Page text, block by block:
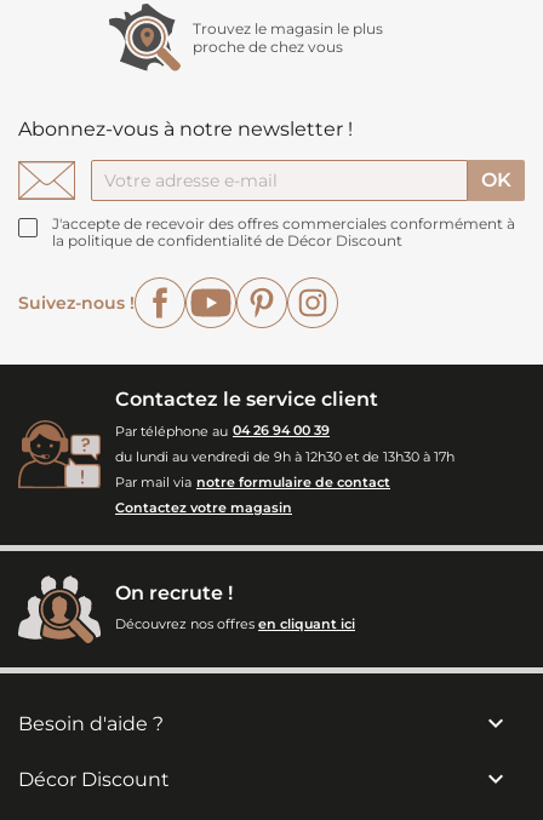
Trouvez le magasin le plus
proche de chez vous
Abonnez-vous à notre newsletter !
J'accepte de recevoir des offres commerciales conformément à
la politique de confidentialité de Décor Discount
Suivez-nous !
FacebookYouTubePinterest
Contactez le service client
Par téléphone au 04 26 94 00 39
du lundi au vendredi de 9h à 12h30 et de 13h30 à 17h
Par mail via notre formulaire de contact
Contactez votre magasin
On recrute !
Découvrez nos offres en cliquant ici
Besoin d'aide ? 
Décor Discount
